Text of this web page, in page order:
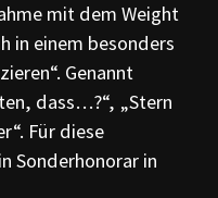
mit dem Weight
in einem besonders
Genannt
dass…?“, „Stern
Für diese
Sonderhonorar in